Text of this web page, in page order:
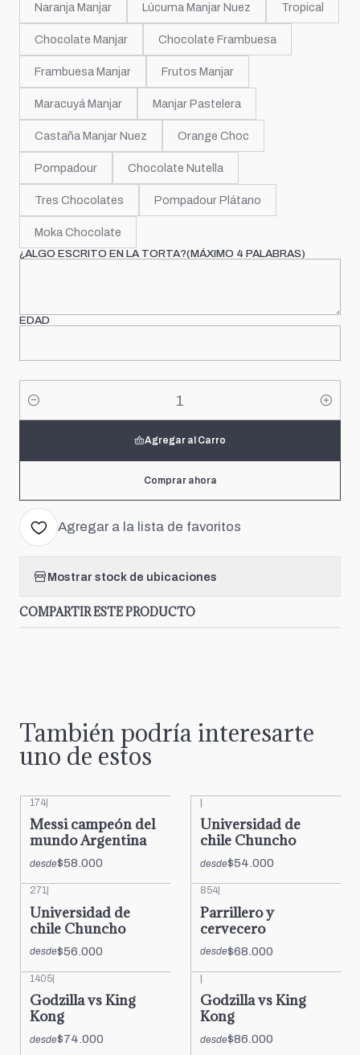
Naranja Manjar Lúcuma Manjar Nuez Tropical
Chocolate Manjar Chocolate Frambuesa
Frambuesa Manjar Frutos Manjar
Maracuyá Manjar Manjar Pastelera
Castaña Manjar Nuez Orange Choc
Pompadour Chocolate Nutella
Tres Chocolates Pompadour Plátano
Moka Chocolate
¿ALGO ESCRITO EN LA TORTA?(MÁXIMO 4 PALABRAS)
EDAD
Cantidad
Agregar al Carro
Comprar ahora
Agregar a la lista de favoritos
Mostrar stock de ubicaciones
COMPARTIR ESTE PRODUCTO
También podría interesarte
uno de estos
174
Messi campeón del
mundo Argentina
desde$58.000
Universidad de
chile Chuncho
desde$54.000
271
Universidad de
chile Chuncho
desde$56.000
854
Parrillero y
cervecero
desde$68.000
1405|
Godzilla vs King
Kong
desde$74.000
|
Godzilla vs King
Kong
desde$86.000